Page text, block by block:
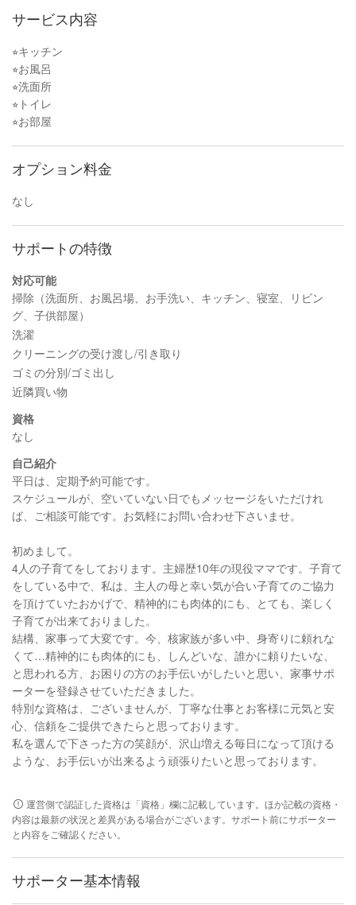
サービス内容
⭐︎キッチン
⭐︎お風呂
⭐︎洗面所
⭐︎トイレ
⭐︎お部屋
オプション料金
なし
サポートの特徴
対応可能
掃除（洗面所、お風呂場、お手洗い、キッチン、寝室、リビン
グ、子供部屋）
洗濯
クリーニングの受け渡し/引き取り
ゴミの分別/ゴミ出し
近隣買い物
資格
なし
自己紹介
平日は、定期予約可能です。
スケジュールが、空いていない日でもメッセージをいただけれ
ば、ご相談可能です。お気軽にお問い合わせ下さいませ。
初めまして。
4人の子育てをしております。主婦歴10年の現役ママです。子育て
をしている中で、私は、主人の母と幸い気が合い子育てのご協力
を頂けていたおかげで、精神的にも肉体的にも、とても、楽しく
子育てが出来ておりました。
結構、家事って大変です。今、核家族が多い中、身寄りに頼れな
くて…精神的にも肉体的にも、しんどいな、誰かに頼りたいな、
と思われる方、お困りの方のお手伝いがしたいと思い、家事サポ
ーターを登録させていただきました。
特別な資格は、ございませんが、丁寧な仕事とお客様に元気と安
心、信頼をご提供できたらと思っております。
私を選んで下さった方の笑顔が、沢山増える毎日になって頂ける
ような、お手伝いが出来るよう頑張りたいと思っております。
運営側で認証した資格は「資格」欄に記載しています。ほか記載の資格・
内容は最新の状況と差異がある場合がございます。サポート前にサポーター
と内容をご確認ください。
サポーター基本情報